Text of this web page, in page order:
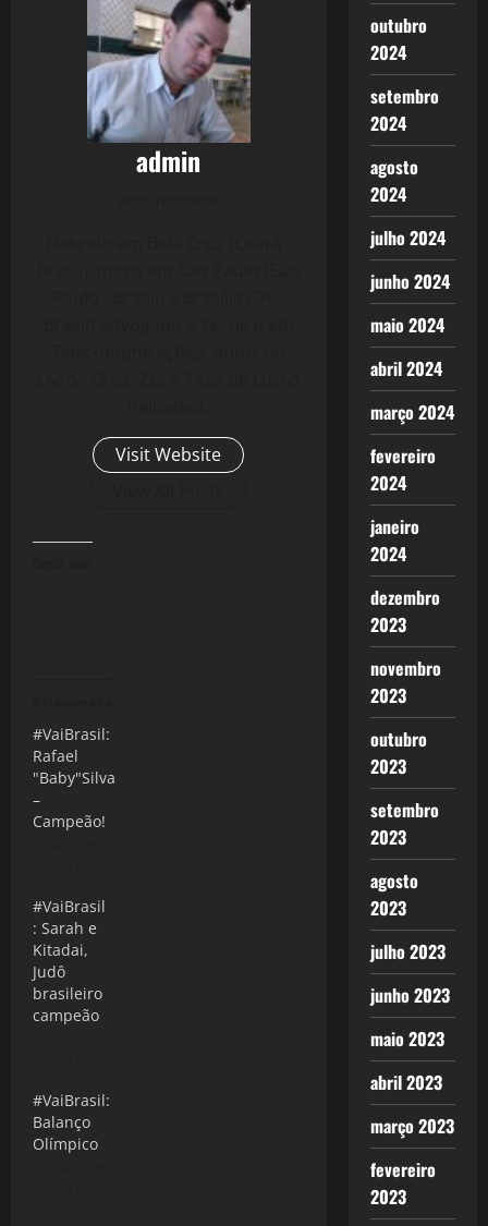
admin
Visit Website
#VaiBrasil:
Rafael
"Baby"Silva
–
Campeão!
#VaiBrasil
: Sarah e
Kitadai,
Judô
brasileiro
campeão
#VaiBrasil:
Balanço
Olímpico
outubro
2024
setembro
2024
agosto
2024
julho 2024
junho 2024
maio 2024
abril 2024
março 2024
fevereiro
2024
janeiro
2024
dezembro
2023
novembro
2023
outubro
2023
setembro
2023
agosto
2023
julho 2023
junho 2023
maio 2023
abril 2023
março 2023
fevereiro
2023